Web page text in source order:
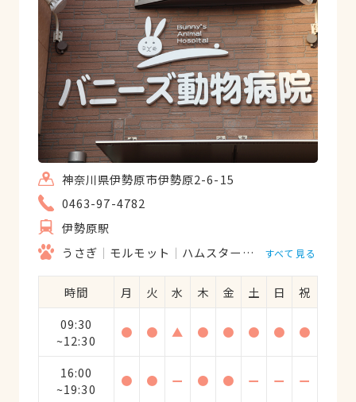
神奈川県伊勢原市伊勢原2-6-15
0463-97-4782
伊勢原駅
うさぎ
モルモット ハムスター フェレット
すべて見る
時間 月 火 水 木 金 土 日
祝
09:30
~12:30
● ● ▲ ● ● ● ● ●
16:00
~19:30
● ● ー ● ● ー ー
ー